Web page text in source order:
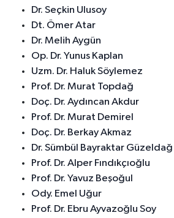
Dr. Seçkin Ulusoy
Dt. Ömer Atar
Dr. Melih Aygün
Op. Dr. Yunus Kaplan
Uzm. Dr. Haluk Söylemez
Prof. Dr. Murat Topdağ
Doç. Dr. Aydıncan Akdur
Prof. Dr. Murat Demirel
Doç. Dr. Berkay Akmaz
Dr. Sümbül Bayraktar Güzeldağ
Prof. Dr. Alper Fındıkçıoğlu
Prof. Dr. Yavuz Beşoğul
Ody. Emel Uğur
Prof. Dr. Ebru Ayvazoğlu Soy